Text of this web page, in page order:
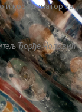
и координатор за
Ђорђе Чоловић